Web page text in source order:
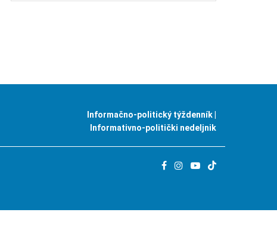
Informačno-politický týždenník |
Informativno-politički nedeljnik